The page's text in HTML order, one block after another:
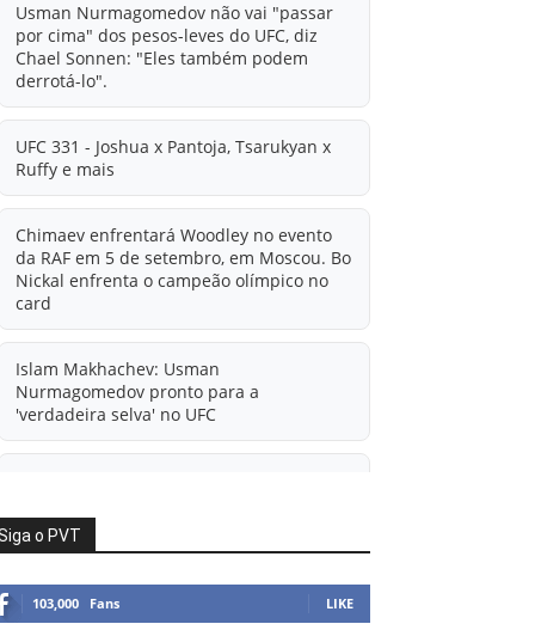
Usman Nurmagomedov não vai "passar
por cima" dos pesos-leves do UFC, diz
Chael Sonnen: "Eles também podem
derrotá-lo".
UFC 331 - Joshua x Pantoja, Tsarukyan x
Ruffy e mais
Chimaev enfrentará Woodley no evento
da RAF em 5 de setembro, em Moscou. Bo
Nickal enfrenta o campeão olímpico no
card
Islam Makhachev: Usman
Nurmagomedov pronto para a
'verdadeira selva' no UFC
informações sobre possível mudança
para o UFC após novas negociações.
Islam Makhachev: Há concorrentes
o PVT
103,000 Fans LIKE